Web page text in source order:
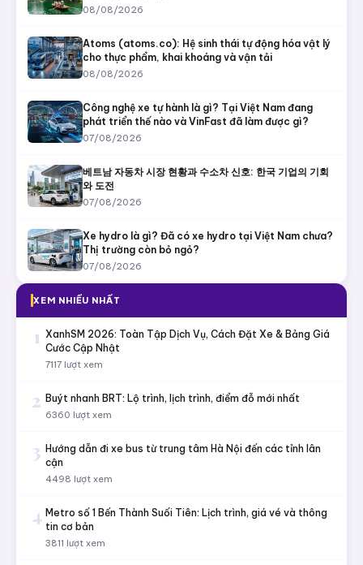
08/08/2026
Atoms (atoms.co): Hệ sinh thái tự động hóa vật lý
cho thực phẩm, khai khoáng và vận tải
08/08/2026
Công nghệ xe tự hành là gì? Tại Việt Nam đang
phát triển thế nào và VinFast đã làm được gì?
07/08/2026
베트남 자동차 시장 현황과 수소차 신호: 한국 기업의 기회
와 도전
07/08/2026
Xe hydro là gì? Đã có xe hydro tại Việt Nam chưa?
Thị trường còn bỏ ngỏ?
07/08/2026
XEM NHIỀU NHẤT
1 XanhSM 2026: Toàn Tập Dịch Vụ, Cách Đặt Xe & Bảng Giá
Cước Cập Nhật
7117 lượt xem
2 Buýt nhanh BRT: Lộ trình, lịch trình, điểm đỗ mới nhất
6360 lượt xem
3 Hướng dẫn đi xe bus từ trung tâm Hà Nội đến các tỉnh lân
cận
4498 lượt xem
4 Metro số 1 Bến Thành Suối Tiên: Lịch trình, giá vé và thông
tin cơ bản
3811 lượt xem